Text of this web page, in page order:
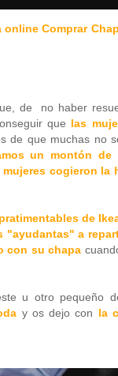
Comprar
de no haber
que las
de que muchas no
un montón de
mujeres cogieron la
de
"ayudantas" a
con su chapa
u otro pequeño
y os dejo con la